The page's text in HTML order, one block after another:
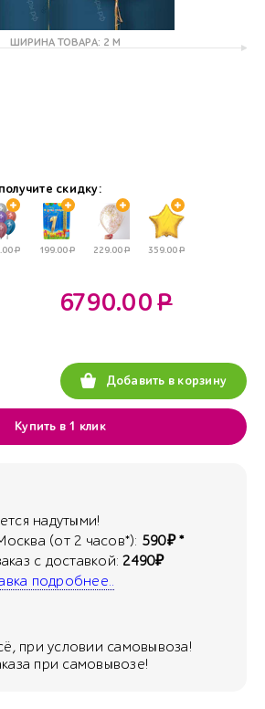
ШИРИНА ТОВАРА: 2 М
скидку:
Р 199.00Р 229.00Р 359.00Р
6790.00Р
Добавить в корзину
Купить в 1 клик
надутыми!
(от 2 часов*): 590₽ *
с доставкой:2490₽
подробнее..
при условии самовывоза!
при самовывозе!